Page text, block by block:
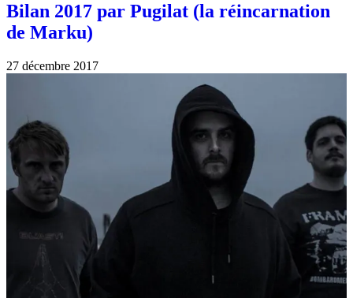
Bilan 2017 par Pugilat (la réincarnation
de Marku)
27 décembre 2017